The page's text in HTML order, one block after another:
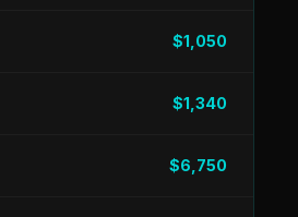
$1,050
$1,340
$6,750